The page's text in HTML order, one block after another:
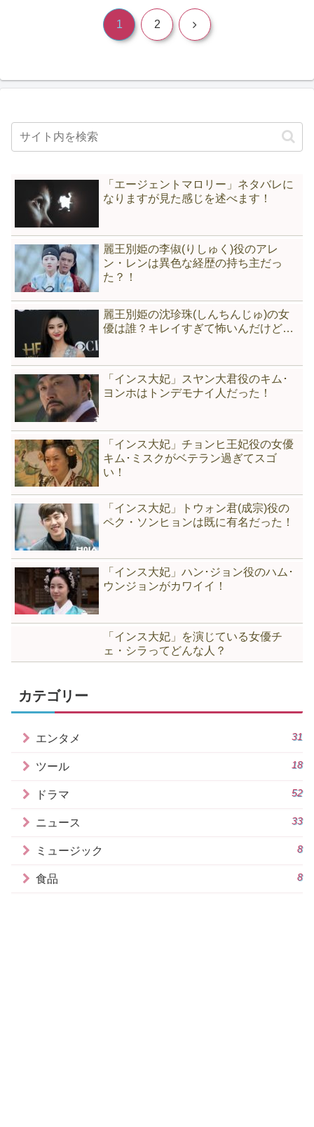
1 2 次
「エージェントマロリー」ネタバレに
なりますが見た感じを述べます！
麗王別姫の李俶(りしゅく)役のアレ
ン・レンは異色な経歴の持ち主だっ
た？！
麗王別姫の沈珍珠(しんちんじゅ)の女
優は誰？キレイすぎて怖いんだけど…
「インス大妃」スヤン大君役のキム･
ヨンホはトンデモナイ人だった！
「インス大妃」チョンヒ王妃役の女優
キム･ミスクがベテラン過ぎてスゴ
い！
「インス大妃」トウォン君(成宗)役の
ペク・ソンヒョンは既に有名だった！
「インス大妃」ハン･ジョン役のハム･
ウンジョンがカワイイ！
「インス大妃」を演じている女優チ
ェ・シラってどんな人？
カテゴリー
エンタメ 31
ツール 18
ドラマ 52
ニュース 33
ミュージック 8
食品 8